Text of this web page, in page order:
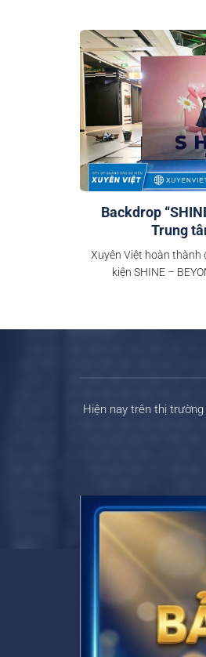
Backdrop
Trung
Xuyên Việt hoàn thành
kiện SHINE –
Hiện nay trên thị